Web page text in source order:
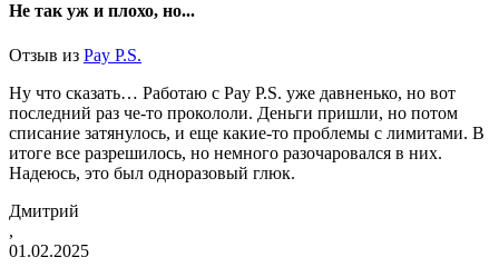
Не так уж и плохо, но...
Отзыв из Pay P.S.
Ну что сказать… Работаю с Pay P.S. уже давненько, но вот
последний раз че-то прокололи. Деньги пришли, но потом
списание затянулось, и еще какие-то проблемы с лимитами. В
итоге все разрешилось, но немного разочаровался в них.
Надеюсь, это был одноразовый глюк.
Дмитрий
,
01.02.2025